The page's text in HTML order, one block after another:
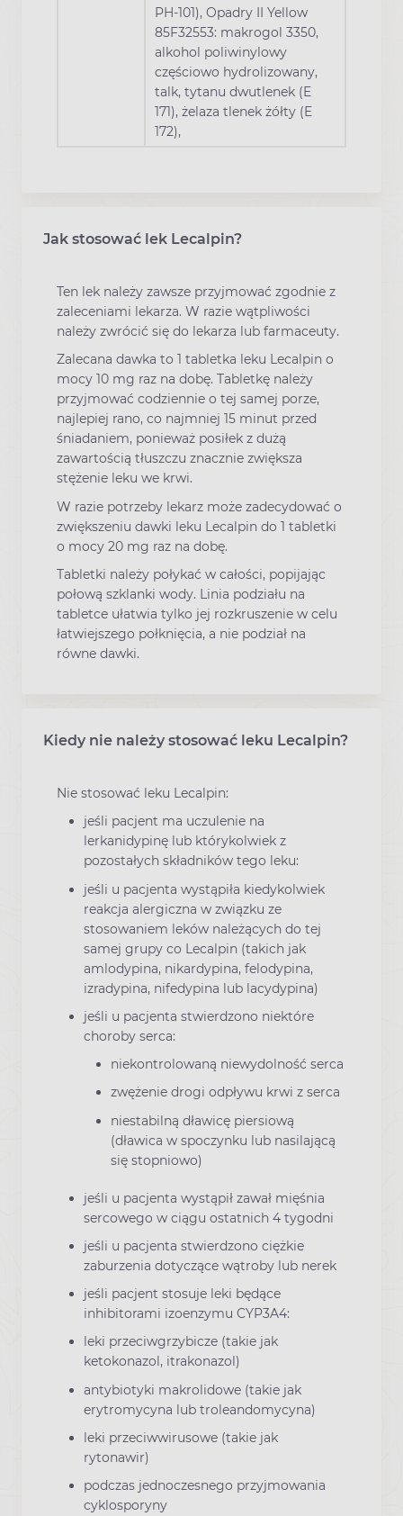
PH-101), Opadry II Yellow
85F32553: makrogol 3350,
alkohol poliwinylowy
częściowo hydrolizowany,
talk, tytanu dwutlenek (E
171), żelaza tlenek żółty (E
172),
Jak stosować lek Lecalpin?
Ten lek należy zawsze przyjmować zgodnie z
zaleceniami lekarza. W razie wątpliwości
należy zwrócić się do lekarza lub farmaceuty.
Zalecana dawka to 1 tabletka leku Lecalpin o
mocy 10 mg raz na dobę. Tabletkę należy
przyjmować codziennie o tej samej porze,
najlepiej rano, co najmniej 15 minut przed
śniadaniem, ponieważ posiłek z dużą
zawartością tłuszczu znacznie zwiększa
stężenie leku we krwi.
W razie potrzeby lekarz może zadecydować o
zwiększeniu dawki leku Lecalpin do 1 tabletki
o mocy 20 mg raz na dobę.
Tabletki należy połykać w całości, popijając
połową szklanki wody. Linia podziału na
tabletce ułatwia tylko jej rozkruszenie w celu
łatwiejszego połknięcia, a nie podział na
równe dawki.
Kiedy nie należy stosować leku Lecalpin?
Nie stosować leku Lecalpin:
jeśli pacjent ma uczulenie na
lerkanidypinę lub którykolwiek z
pozostałych składników tego leku:
jeśli u pacjenta wystąpiła kiedykolwiek
reakcja alergiczna w związku ze
stosowaniem leków należących do tej
samej grupy co Lecalpin (takich jak
amlodypina, nikardypina, felodypina,
izradypina, nifedypina lub lacydypina)
jeśli u pacjenta stwierdzono niektóre
choroby serca:
niekontrolowaną niewydolność serca
zwężenie drogi odpływu krwi z serca
niestabilną dławicę piersiową
(dławica w spoczynku lub nasilającą
się stopniowo)
jeśli u pacjenta wystąpił zawał mięśnia
sercowego w ciągu ostatnich 4 tygodni
jeśli u pacjenta stwierdzono ciężkie
zaburzenia dotyczące wątroby lub nerek
jeśli pacjent stosuje leki będące
inhibitorami izoenzymu CYP3A4:
leki przeciwgrzybicze (takie jak
ketokonazol, itrakonazol)
antybiotyki makrolidowe (takie jak
erytromycyna lub troleandomycyna)
leki przeciwwirusowe (takie jak
rytonawir)
podczas jednoczesnego przyjmowania
cyklosporyny